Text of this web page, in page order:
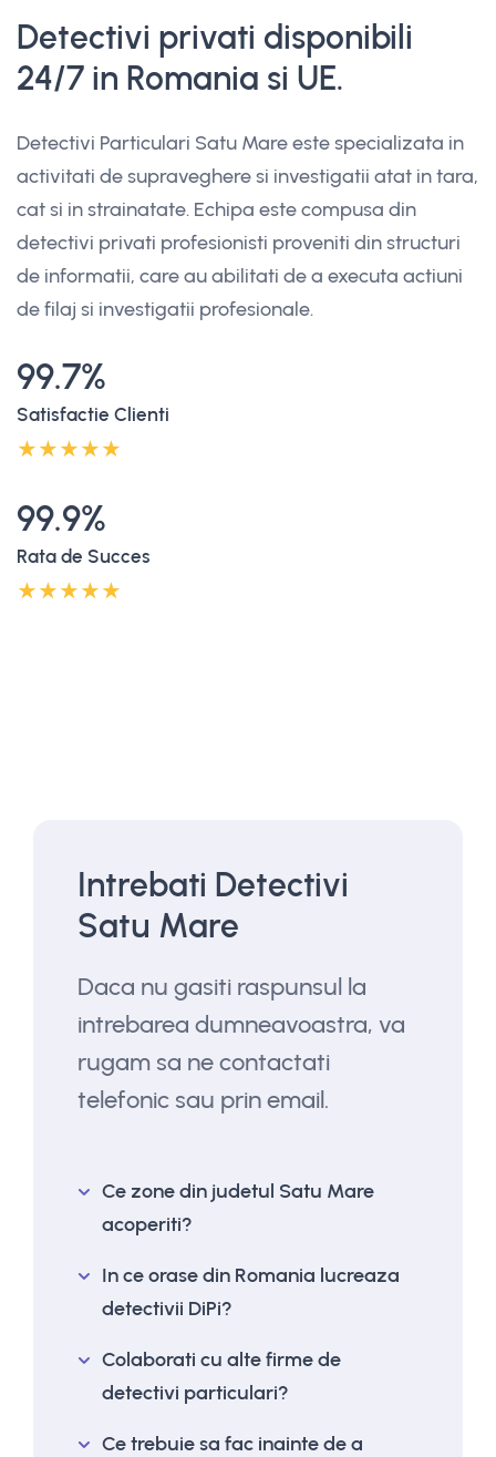
Detectivi privati disponibili
24/7 in Romania si UE.
Detectivi Particulari Satu Mare este specializata in
activitati de supraveghere si investigatii atat in tara,
cat si in strainatate. Echipa este compusa din
detectivi privati profesionisti proveniti din structuri
de informatii, care au abilitati de a executa actiuni
de filaj si investigatii profesionale.
99.7%
Satisfactie Clienti
99.9%
Rata de Succes
Intrebati Detectivi
Satu Mare
Daca nu gasiti raspunsul la
intrebarea dumneavoastra, va
rugam sa ne contactati
telefonic sau prin email.
Ce zone din judetul Satu Mare
acoperiti?
In ce orase din Romania lucreaza
detectivii DiPi?
Colaborati cu alte firme de
detectivi particulari?
Ce trebuie sa fac inainte de a